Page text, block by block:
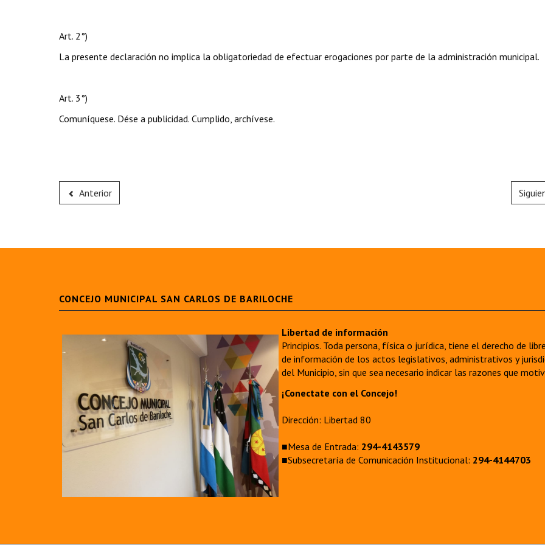
Art. 2°)
La presente declaración no implica la obligatoriedad de efectuar erogaciones por parte de la administración municipal.
Art. 3°)
Comuníquese. Dése a publicidad. Cumplido, archívese.
Anterior
CONCEJO MUNICIPAL SAN CARLOS DE BARILOCHE
Libertad de información
Principios. Toda persona, física o jurídica, tiene el derecho de
de información de los actos legislativos, administrativos y
del Municipio, sin que sea necesario indicar las razones que
¡Conectate con el Concejo!
Dirección: Libertad 80
■Mesa de Entrada: 294-4143579
■Subsecretaría de Comunicación Institucional: 294-4144703